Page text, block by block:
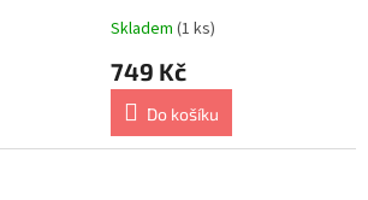
Skladem (1 ks)
749 Kč
Do košíku